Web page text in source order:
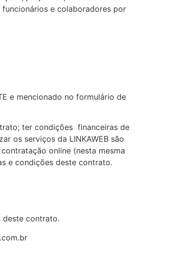
e colaboradores por
e mencionado no formulário de
ter condições financeiras de
os serviços da LINKAWEB são
online (nesta mesma
e condições deste contrato.
deste contrato.